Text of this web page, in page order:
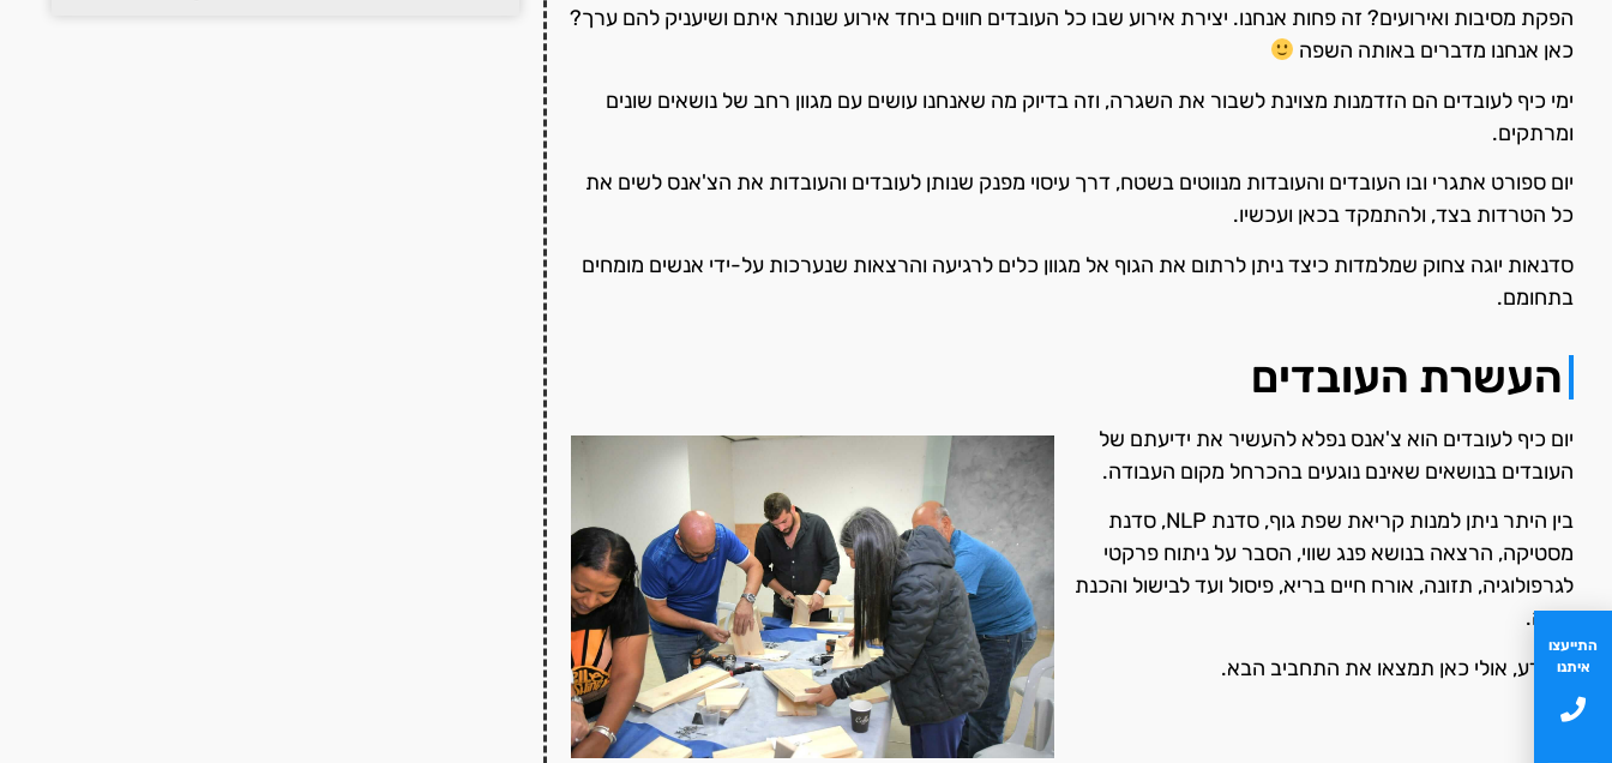
הפקת מסיבות ואירועים? זה פחות אנחנו. יצירת אירוע שבו כל העובדים חווים ביחד אירוע שנותר איתם ושיעניק להם ערך?
כאן אנחנו מדברים באותה השפה
ימי כיף לעובדים הם הזדמנות מצוינת לשבור את השגרה, וזה בדיוק מה שאנחנו עושים עם מגוון רחב של נושאים שונים
ומרתקים.
יום ספורט אתגרי ובו העובדים והעובדות מנווטים בשטח, דרך עיסוי מפנק שנותן לעובדים והעובדות את הצ'אנס לשים את
כל הטרדות בצד, ולהתמקד בכאן ועכשיו.
סדנאות יוגה צחוק שמלמדות כיצד ניתן לרתום את הגוף אל מגוון כלים לרגיעה והרצאות שנערכות על-ידי אנשים מומחים
בתחומם.
העשרת העובדים
יום כיף לעובדים הוא צ'אנס נפלא להעשיר את ידיעתם של
העובדים בנושאים שאינם נוגעים בהכרחל מקום העבודה.
בין היתר ניתן למנות קריאת שפת גוף, סדנת NLP, סדנת
מסטיקה, הרצאה בנושא פנג שווי, הסבר על ניתוח פרקטי
לגרפולוגיה, תזונה, אורח חיים בריא, פיסול ועד לבישול והכנת
בירה.
מי יודע, אולי כאן תמצאו את התחביב הבא.
התייעצו
איתנו